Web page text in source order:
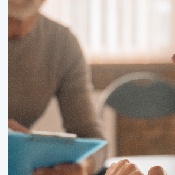
Разработано в
Политика
конфиденциальности
ООО «Клиника Гармонии» 2026
№ Л041-01137-77/03754714